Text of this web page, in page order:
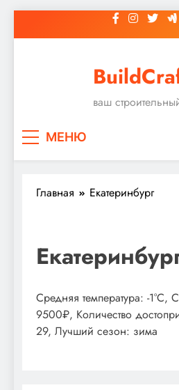
к
ваш
МЕНЮ
Главная Екатеринбург
Средняя температура: -1°C,
9500₽, Количество
29, Лучший сезон: зима